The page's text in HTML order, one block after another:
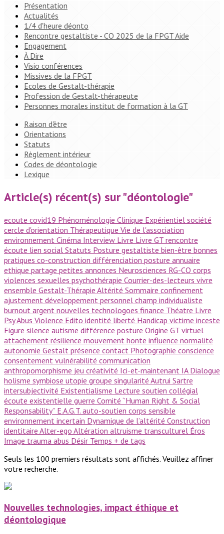
Présentation
Actualités
1/4 d'heure déonto
Rencontre gestaltiste - CO 2025 de la FPGT Aide
Engagement
À Dire
Visio conférences
Missives de la FPGT
Ecoles de Gestalt-thérapie
Profession de Gestalt-thérapeute
Personnes morales institut de formation à la GT
Raison d'être
Orientations
Statuts
Règlement intérieur
Codes de déontologie
Lexique
Article(s) récent(s) sur "déontologie"
ecoute covid19 Phénoménologie Clinique Expérientiel société
cercle d'orientation Thérapeutique Vie de l'association
environnement Cinéma Interview Livre Livre GT rencontre
écoute lien social Statuts Posture gestaltiste bien-être bonnes
pratiques co-construction différenciation posture annuaire
ethique partage petites annonces Neurosciences RG-CO corps
violences sexuelles psychothérapie Courrier-des-lecteurs vivre
ensemble Gestalt-Thérapie Altérité Sommaire confinement
ajustement développement personnel champ individualiste
burnout argent nouvelles technologoes finance Théatre Livre
PsyAbus Violence Edito identité liberté Handicap victime inceste
Figure silence autisme différence posture Origine GT virtuel
attachement résilience mouvement honte influence normalité
autonomie Gestalt présence contact Photographie conscience
consentement vulnérabilité communication
anthropomorphisme jeu créativité Ici-et-maintenant IA Dialogue
holisme symbiose utopie groupe singularité Autrui Sartre
intersubjectivité Existentialisme Lecture soutien collégial
écoute existentielle guerre Comité ‘’Human Right & Social
Responsability’’ E.A.G.T. auto-soutien corps sensible
environnement incertain Dynamique de l’altérité Construction
identitaire Alter-ego Altération altruisme transculturel Éros
Image trauma abus Désir Temps + de tags
Seuls les 100 premiers résultats sont affichés. Veuillez affiner
votre recherche.
Nouvelles technologies, impact éthique et
déontologique